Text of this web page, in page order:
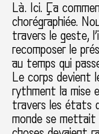
Là. Ici. Ça
chorégraphiée.
travers le geste,
recomposer le
au temps qui
Le corps devient
rythment la mise
travers les états
monde se mettait